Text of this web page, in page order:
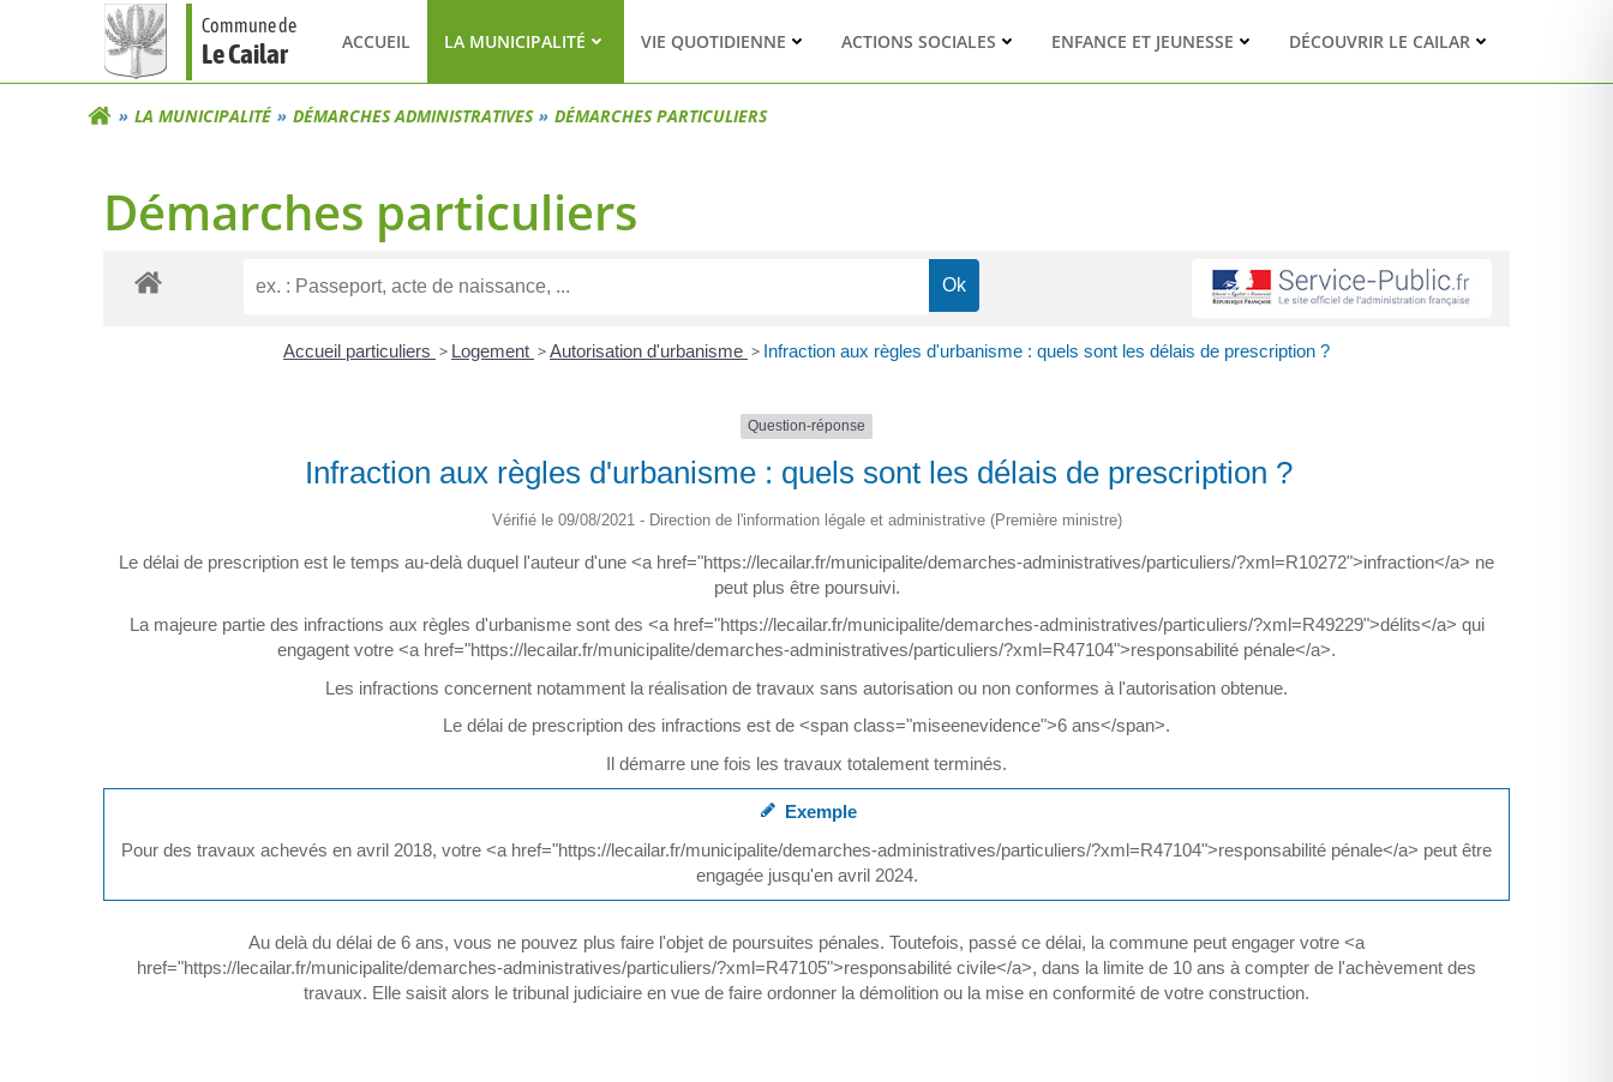
Commune de
Le Cailar ACCUEIL LA MUNICIPALITÉ VIE QUOTIDIENNE ACTIONS SOCIALES ENFANCE ET JEUNESSE DÉCOUVRIR LE CAILAR
LA MUNICIPALITÉ DÉMARCHES ADMINISTRATIVES DÉMARCHES PARTICULIERS
Démarches particuliers
Accueil particuliers > Logement >Autorisation d'urbanisme > Infraction aux règles d'urbanisme : quels sont les délais de prescription ?
Question-réponse
Infraction aux règles d'urbanisme : quels sont les délais de prescription ?
Vérifié le 09/08/2021 - Direction de l'information légale et administrative (Première ministre)
Le délai de prescription est le temps au-delà duquel l'auteur d'une <a href="https://lecailar.fr/municipalite/demarches-administratives/particuliers/?xml=R10272">infraction</a> ne
peut plus être poursuivi.
La majeure partie des infractions aux règles d'urbanisme sont des <a href="https://lecailar.fr/municipalite/demarches-administratives/particuliers/?xml=R49229">délits</a> qui
engagent votre <a href="https://lecailar.fr/municipalite/demarches-administratives/particuliers/?xml=R47104">responsabilité pénale</a>.
Les infractions concernent notamment la réalisation de travaux sans autorisation ou non conformes à l'autorisation obtenue.
Le délai de prescription des infractions est de <span class="miseenevidence">6 ans</span>.
Il démarre une fois les travaux totalement terminés.
Exemple
Pour des travaux achevés en avril 2018, votre <a href="https://lecailar.fr/municipalite/demarches-administratives/particuliers/?xml=R47104">responsabilité pénale</a> peut être
engagée jusqu'en avril 2024.
Au delà du délai de 6 ans, vous ne pouvez plus faire l'objet de poursuites pénales. Toutefois, passé ce délai, la commune peut engager votre <a
href="https://lecailar.fr/municipalite/demarches-administratives/particuliers/?xml=R47105">responsabilité civile</a>, dans la limite de 10 ans à compter de l'achèvement des
travaux. Elle saisit alors le tribunal judiciaire en vue de faire ordonner la démolition ou la mise en conformité de votre construction.